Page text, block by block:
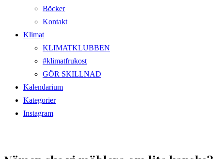
Böcker
Kontakt
Klimat
KLIMATKLUBBEN
#klimatfrukost
GÖR SKILLNAD
Kalendarium
Kategorier
Instagram